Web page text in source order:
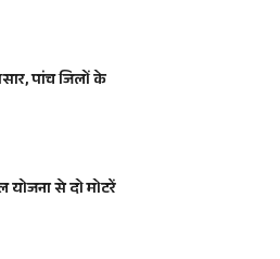
पांच जिलों के
से दो मोटरें